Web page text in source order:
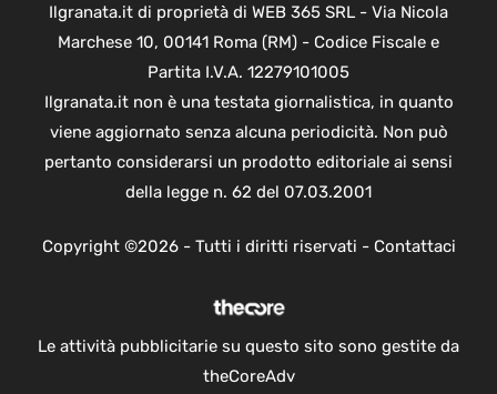
Ilgranata.it di proprietà di WEB 365 SRL - Via Nicola
Marchese 10, 00141 Roma (RM) - Codice Fiscale e
Partita I.V.A. 12279101005
Ilgranata.it non è una testata giornalistica, in quanto
viene aggiornato senza alcuna periodicità. Non può
pertanto considerarsi un prodotto editoriale ai sensi
della legge n. 62 del 07.03.2001
Copyright ©2026 - Tutti i diritti riservati - Contattaci
Le attività pubblicitarie su questo sito sono gestite da
theCoreAdv